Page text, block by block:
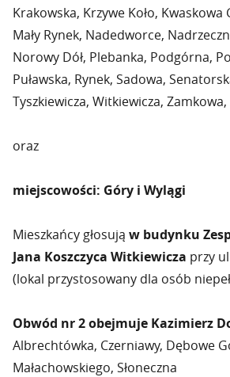
Krakowska, Krzywe Koło, Kwaskowa
Mały Rynek, Nadedworce,
Norowy Dół, Plebanka, Podgórna,
Puławska, Rynek, Sadowa,
Tyszkiewicza, Witkiewicza,
oraz
miejscowości: Góry i Wylągi
Mieszkańcy głosują w budynku
Jana Koszczyca Witkiewicza przy
(lokal przystosowany dla osób
Obwód nr 2 obejmuje Kazimierz
Albrechtówka, Czerniawy, Dębowe
Małachowskiego, Słoneczna